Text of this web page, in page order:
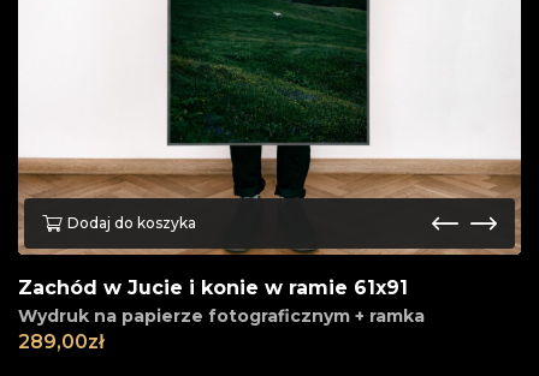
Dodaj do koszyka
Zachód w Jucie i konie w ramie 61x91
Wydruk na papierze fotograficznym + ramka
289,00zł